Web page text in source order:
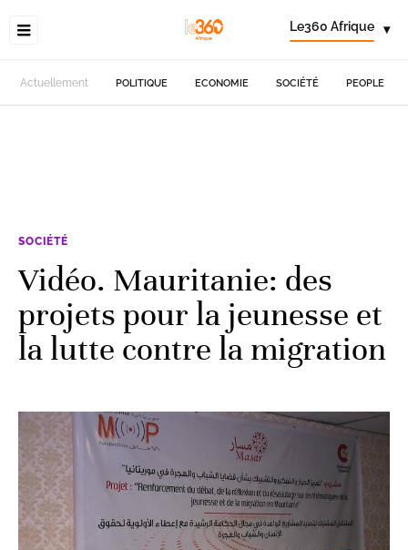
Le360 Afrique ▾
Actuellement POLITIQUE ECONOMIE SOCIÉTÉ PEOPLE
SOCIÉTÉ
Vidéo. Mauritanie: des
projets pour la jeunesse et
la lutte contre la migration